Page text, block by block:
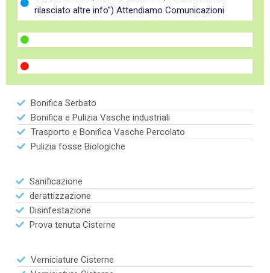
rilasciato altre info") Attendiamo Comunicazioni
Bonifica Serbato
Bonifica e Pulizia Vasche industriali
Trasporto e Bonifica Vasche Percolato
Pulizia fosse Biologiche
Sanificazione
derattizzazione
Disinfestazione
Prova tenuta Cisterne
Verniciature Cisterne